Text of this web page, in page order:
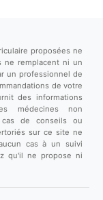
proposées ne
ne remplacent ni un
un professionnel de
de votre
des informations
médecines non
de conseils ou
sur ce site ne
cas à un suivi
qu'il ne propose ni